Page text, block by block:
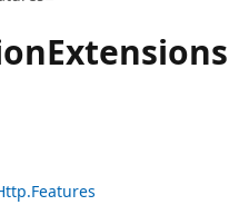
Extensions